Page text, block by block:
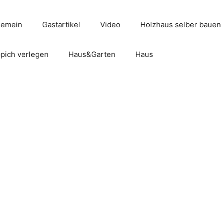
Gastartikel Video Holzhaus selber bauen
verlegen Haus&Garten Haus